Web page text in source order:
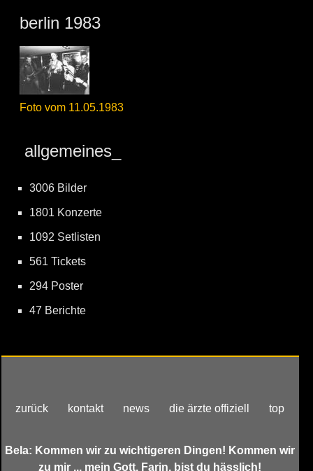
berlin 1983
Foto vom 11.05.1983
allgemeines_
3006 Bilder
1801 Konzerte
1092 Setlisten
561 Tickets
294 Poster
47 Berichte
zurück kontakt news die ärzte offiziell top
Bela: Kommen wir zu wichtigeren Dingen! Kommen wir
zu mir ... mein Gott, Farin, bist du hässlich!